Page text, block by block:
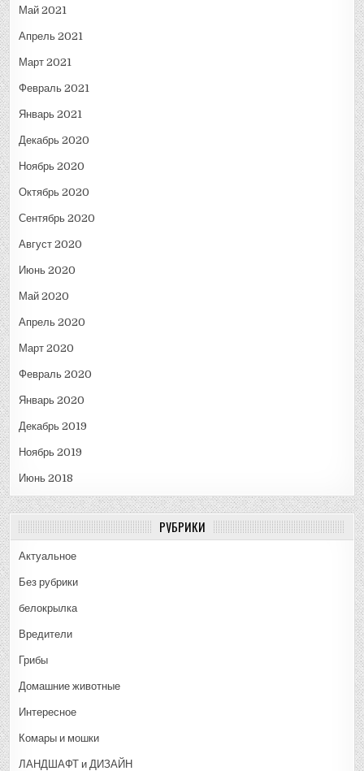
Май 2021
Апрель 2021
Март 2021
Февраль 2021
Январь 2021
Декабрь 2020
Ноябрь 2020
Октябрь 2020
Сентябрь 2020
Август 2020
Июнь 2020
Май 2020
Апрель 2020
Март 2020
Февраль 2020
Январь 2020
Декабрь 2019
Ноябрь 2019
Июнь 2018
РУБРИКИ
Актуальное
Без рубрики
белокрылка
Вредители
Грибы
Домашние животные
Интересное
Комары и мошки
ЛАНДШАФТ и ДИЗАЙН